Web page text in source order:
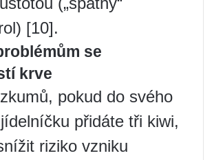
[10].
se
krve
pokud do svého
přidáte tři kiwi,
riziko vzniku